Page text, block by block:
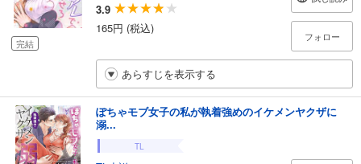
完結
3.9
165円 (税込)
フォロー
あらすじを表示する
ぽちゃモブ女子の私が執着強めのイケメンヤクザに
溺...
TL